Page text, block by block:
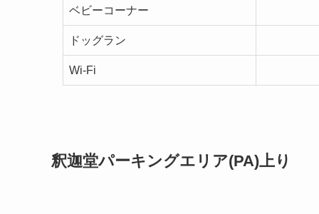
ベビーコーナー
ドッグラン
Wi-Fi
釈迦堂パーキングエリア(PA)上り